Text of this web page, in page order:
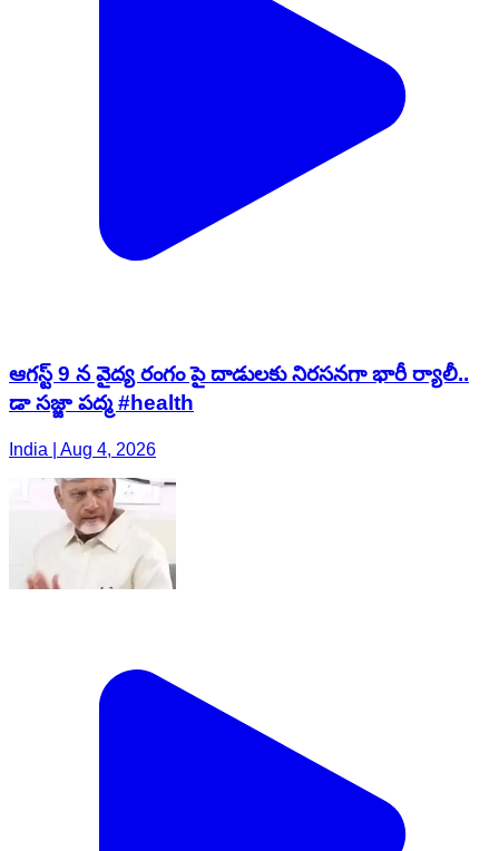
ఆగస్ట్ 9 న వైద్య రంగం పై దాడులకు నిరసనగా భారీ ర్యాలీ..
డా సజ్జా పద్మ #health
India | Aug 4, 2026